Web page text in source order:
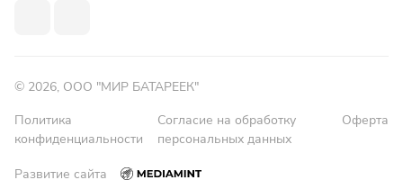
© 2026, ООО "МИР БАТАРЕЕК"
Политика
конфиденциальности
Согласие на обработку
персональных данных
Оферта
Развитие сайта